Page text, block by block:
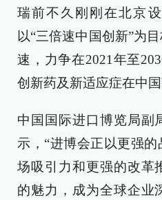
瑞前不久刚刚在北京
以“三倍速中国创新”为
速，力争在2021年至
创新药及新适应症在中国
中国国际进口博览局副
示，“进博会正以更强
场吸引力和更强的改革
的魅力，成为全球企业